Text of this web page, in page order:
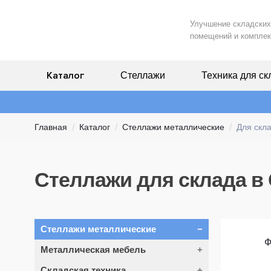
Улучшение складских
помещений и
Каталог Стеллажи Техника для
Главная Каталог Стеллажи металлические Для
Стеллажи для склада в
Стеллажи металлические
Фронтальные
Полочные
Металлическая мебель